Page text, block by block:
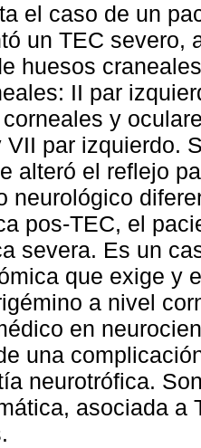
el caso de un
un TEC severo,
huesos
II par
y
VII par izquierdo.
alteró el reflejo
neurológico
pos-TEC, el
severa. Es un
que exige y
a nivel
en
una
neurotrófica.
asociada a